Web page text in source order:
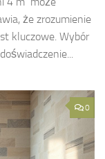
że zrozumienie
kluczowe. Wybór
0